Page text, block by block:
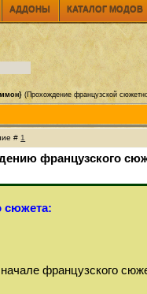
АДДОНЫ КАТАЛОГ МОДОВ
(Прохождение французской
# 1
французского
сюжета:
французского